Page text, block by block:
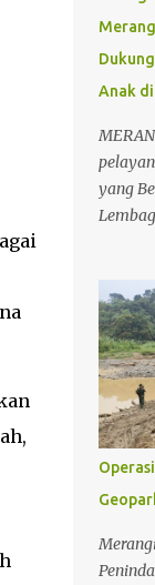
Anak di
yang
sekitar
dihadiri
Daerah
hukum
anak